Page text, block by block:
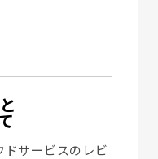
サービスのレビ